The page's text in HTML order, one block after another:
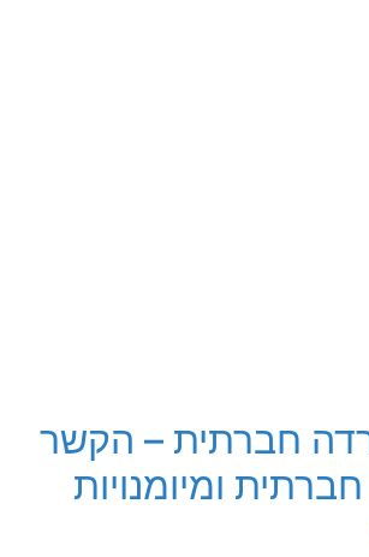
חברתית – הקשר
ומיומנויות